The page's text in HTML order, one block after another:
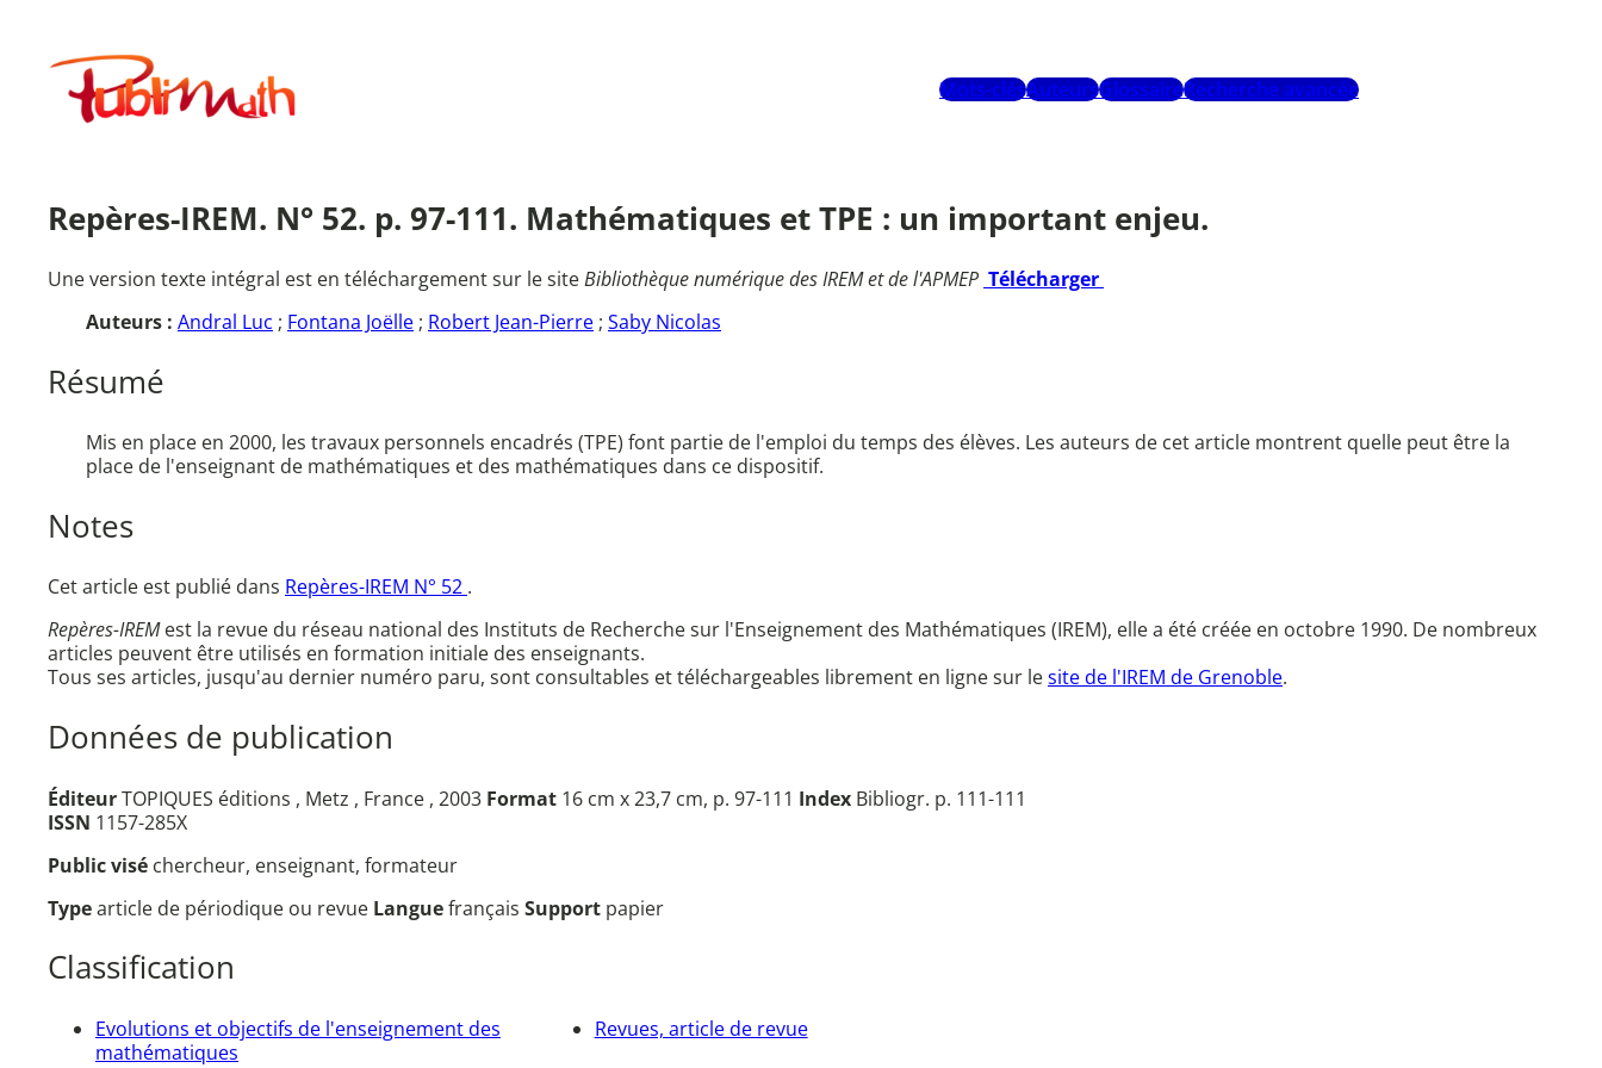
contenuPublimath
Mots-clésAuteursGlossaireRecherche avancée
Repères-IREM. N° 52. p. 97-111. Mathématiques et TPE : un important enjeu.
Une version texte intégral est en téléchargement sur le siteBibliothèque numérique des IREM et de l'APMEP Télécharger
Auteurs : Andral Luc ; Fontana Joëlle ; Robert Jean-Pierre ; Saby Nicolas
Résumé
Mis en place en 2000, les travaux personnels encadrés (TPE) font partie de l'emploi du temps des élèves. Les auteurs de cet article montrent quelle peut être la
place de l'enseignant de mathématiques et des mathématiques dans ce dispositif.
Notes
Cet article est publié dans Repères-IREM N° 52 .
Repères-IREMest la revue du réseau national des Instituts de Recherche sur l'Enseignement des Mathématiques (IREM), elle a été créée en octobre 1990. De nombreux
articles peuvent être utilisés en formation initiale des enseignants.
Tous ses articles, jusqu'au dernier numéro paru, sont consultables et téléchargeables librement en ligne sur lesite de l'IREM de Grenoble.
Données de publication
ÉditeurTOPIQUES éditions , Metz , France , 2003 Format 16 cm x 23,7 cm, p. 97-111 Index Bibliogr. p. 111-111
ISSN 1157-285X
Public visé chercheur, enseignant, formateur
Typearticle de périodique ou revue Languefrançais Support papier
Classification
Evolutions et objectifs de l'enseignement des
mathématiques
Revues, article de revue